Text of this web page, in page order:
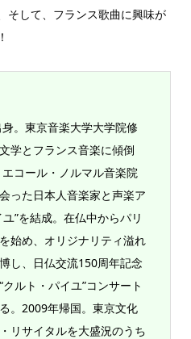
そして、フランス歌曲に興味が
。東京音楽大学大学院修
学とフランス音楽に傾倒
コール・ノルマル音楽院
った日本人音楽家と声楽ア
”を結成。在仏中からパリ
始め、オリジナリティ溢れ
し、日仏交流150周年記念
ルト・パイユ”コンサート
。2009年帰国。東京文化
リサイタルを大盛況のうち